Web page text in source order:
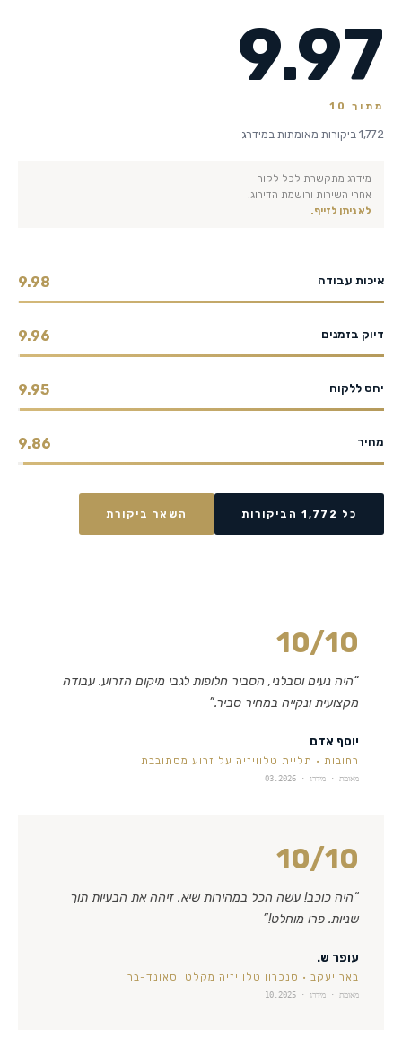
9.97
מתוך 10
1,772 ביקורות מאומתות במידרג
מידרג מתקשרת לכל לקוח
אחרי השירות ורושמת הדירוג.
לא ניתן לזייף.
איכות עבודה 9.98
דיוק בזמנים 9.96
יחס ללקוח 9.95
מחיר 9.86
כל 1,772 הביקורות השאר ביקורת
10/10
“היה נעים וסבלני, הסביר חלופות לגבי מיקום הזרוע. עבודה
מקצועית ונקייה במחיר סביר.”
יוסף אדם
רחובות · תליית טלוויזיה על זרוע מסתובבת
מאומת · מידרג · 03.2026
10/10
“היה כוכב! עשה הכל במהירות שיא, זיהה את הבעיות תוך
שניות. פרו מוחלט!”
עופר ש.
באר יעקב · סנכרון טלוויזיה מקלט וסאונד-בר
מאומת · מידרג · 10.2025